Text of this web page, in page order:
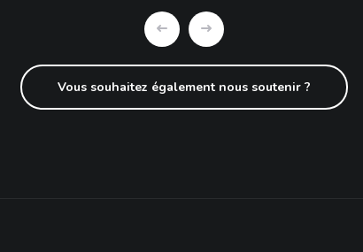
Vous souhaitez également nous soutenir ?